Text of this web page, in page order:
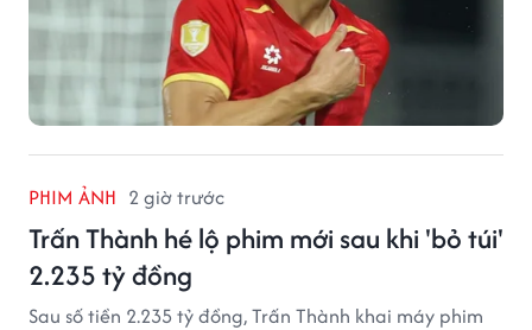
PHIM ẢNH 2 giờ trước
Trấn Thành hé lộ phim mới sau khi 'bỏ túi'
2.235 tỷ đồng
Sau số tiền 2.235 tỷ đồng, Trấn Thành khai máy phim